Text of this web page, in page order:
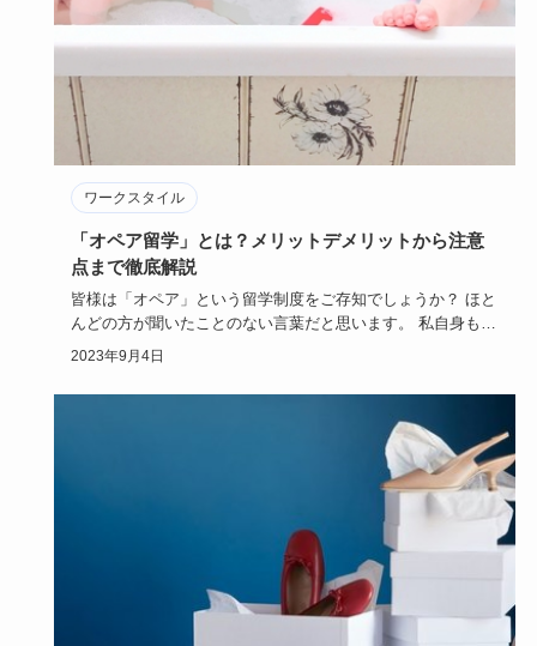
ワークスタイル
「オペア留学」とは？メリットデメリットから注意
点まで徹底解説
皆様は「オペア」という留学制度をご存知でしょうか？ ほと
んどの方が聞いたことのない言葉だと思います。 私自身も、
大学でたま…
2023年9月4日